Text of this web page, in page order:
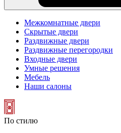
Межкомнатные двери
Скрытые двери
Раздвижные двери
Раздвижные перегородки
Входные двери
Умные решения
Мебель
Наши салоны
По стилю